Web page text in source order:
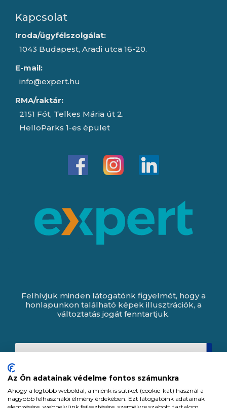
Kapcsolat
Iroda/ügyfélszolgálat:
1043 Budapest, Aradi utca 16-20.
E-mail:
info@expert.hu
RMA/raktár:
2151 Fót, Telkes Mária út 2.
HelloParks 1-es épület
Felhívjuk minden látogatónk figyelmét, hogy a
honlapunkon található képek illusztrációk, a
változtatás jogát fenntartjuk.
Az Ön adatainak védelme fontos számunkra
Ahogy a legtöbb weboldal, a miénk is sütiket (cookie-kat) használ a
nagyobb felhasználói élmény érdekében. Ezt látogatóink adatainak